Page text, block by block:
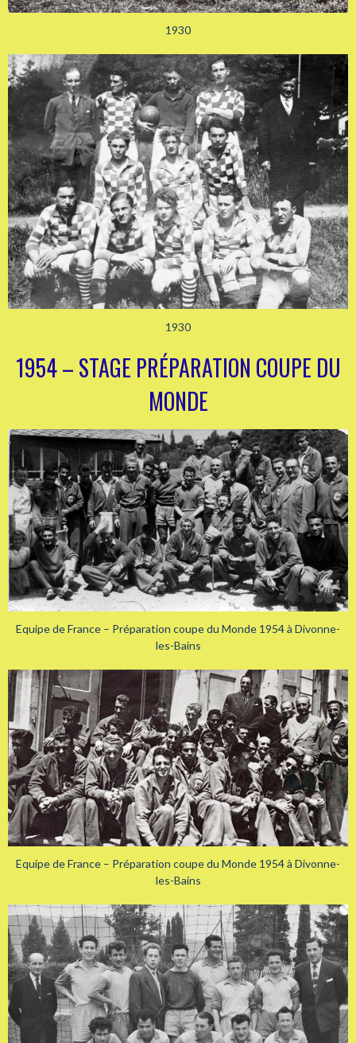
1930
1930
1954 – STAGE PRÉPARATION COUPE DU
MONDE
Equipe de France – Préparation coupe du Monde 1954 à Divonne-
les-Bains
Equipe de France – Préparation coupe du Monde 1954 à Divonne-
les-Bains